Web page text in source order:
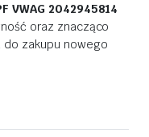
VWAG 2042945814
oraz znacząco
do zakupu nowego